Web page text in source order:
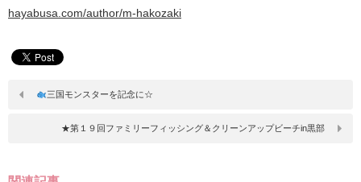
hayabusa.com/author/m-hakozaki
三国モンスターを記念に☆
★第１９回ファミリーフィッシング＆クリーンアップビーチin黒部